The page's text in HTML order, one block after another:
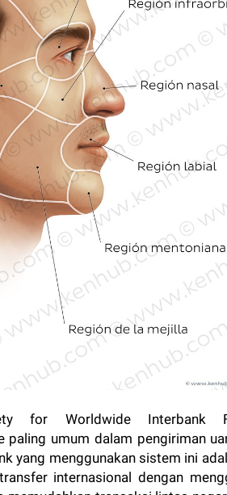
for Worldwide Interbank
umum dalam pengiriman
yang menggunakan sistem ini
internasional dengan